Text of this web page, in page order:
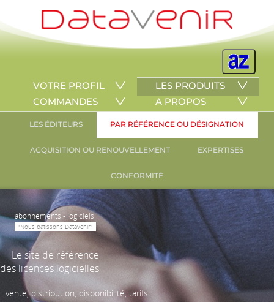
VOTRE PROFIL
LES PRODUITS
COMMANDES
A PROPOS
LES ÉDITEURS PAR RÉFÉRENCE OU DÉSIGNATION
ACQUISITION OU RENOUVELLEMENT EXPERTISES
CONFORMITÉ
abonnements - logiciels
"Nous bâtissons Datavenir"
Le site de référence
des licences logicielles
...vente, distribution, disponibilité, tarifs